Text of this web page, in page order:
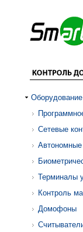
Сетевые
Терминалы
Контроль
Домофоны